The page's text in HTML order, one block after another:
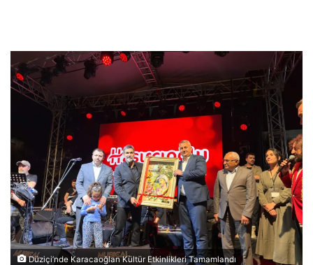
Düziçi’nde Karacaoğlan Kültür Etkinlikleri Tamamlandı